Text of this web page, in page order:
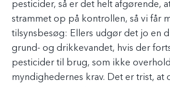
pesticider, så er det helt afgørende,
strammet op på kontrollen, så vi får
tilsynsbesøg: Ellers udgør det jo en
grund- og drikkevandet, hvis der
pesticider til brug, som ikke
myndighedernes krav. Det er trist, at